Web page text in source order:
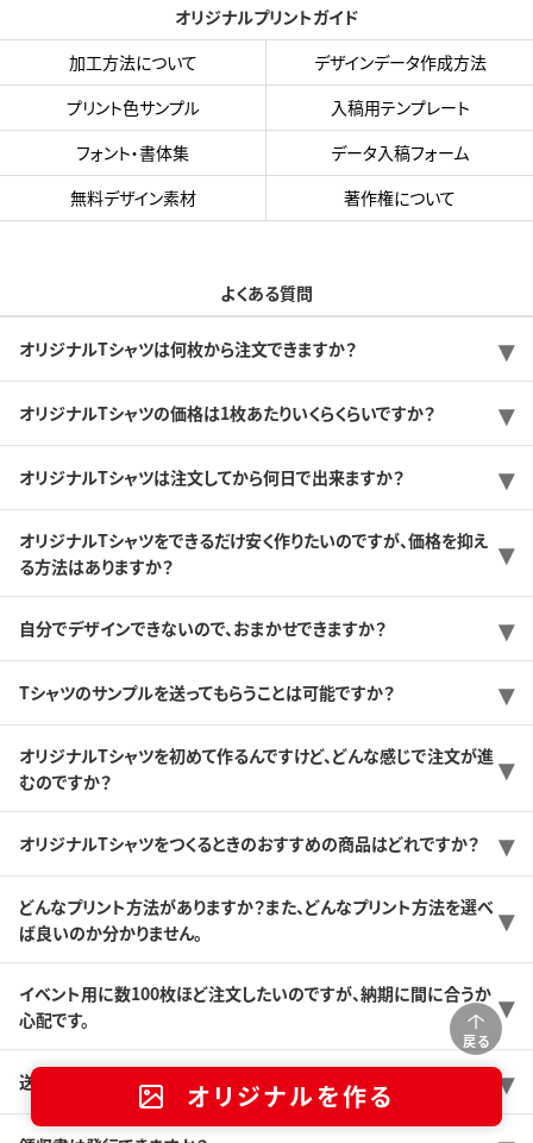
戻る
オリジナルを作る
オリジナルプリントガイド
加工方法について
デザインデータ作成方法
プリント色サンプル
入稿用テンプレート
フォント・書体集
データ入稿フォーム
無料デザイン素材
著作権について
よくある質問
オリジナルTシャツは何枚から注文できますか？
オリジナルTシャツの価格は1枚あたりいくらくらいですか？
オリジナルTシャツは注文してから何日で出来ますか？
オリジナルTシャツをできるだけ安く作りたいのですが、価格を抑え
る方法はありますか？
自分でデザインできないので、おまかせできますか？
Tシャツのサンプルを送ってもらうことは可能ですか？
オリジナルTシャツを初めて作るんですけど、どんな感じで注文が進
むのですか？
オリジナルTシャツをつくるときのおすすめの商品はどれですか？
どんなプリント方法がありますか？また、どんなプリント方法を選べ
ば良いのか分かりません。
イベント用に数100枚ほど注文したいのですが、納期に間に合うか
心配です。
送料はどのくらいですか？